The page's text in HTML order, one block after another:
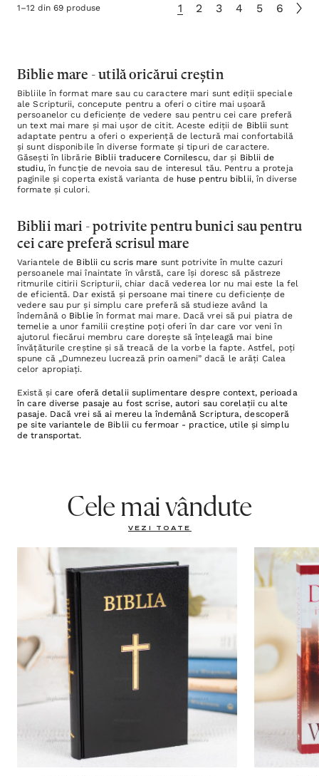
1–12 din 69 produse 1 2 3 4 5 6
Biblie mare - utilă oricărui creștin
Bibliile în format mare sau cu caractere mari sunt ediții speciale
ale Scripturii, concepute pentru a oferi o citire mai ușoară
persoanelor cu deficiențe de vedere sau pentru cei care preferă
un text mai mare și mai ușor de citit. Aceste ediții de Biblii sunt
adaptate pentru a oferi o experiență de lectură mai confortabilă
și sunt disponibile în diverse formate și tipuri de caractere.
Găsești în librărie Biblii traducere Cornilescu, dar și Biblii de
studiu, în funcție de nevoia sau de interesul tău. Pentru a proteja
paginile și coperta există varianta de huse pentru biblii, în diverse
formate și culori.
Biblii mari - potrivite pentru bunici sau pentru
cei care preferă scrisul mare
Variantele de Biblii cu scris mare sunt potrivite în multe cazuri
persoanele mai înaintate în vârstă, care își doresc să păstreze
ritmurile citirii Scripturii, chiar dacă vederea lor nu mai este la fel
de eficientă. Dar există și persoane mai tinere cu deficiențe de
vedere sau pur și simplu care preferă să studieze având la
îndemână o Biblieîn format mai mare. Dacă vrei să pui piatra de
temelie a unor familii creștine poți oferi în dar care vor veni în
ajutorul fiecărui membru care dorește să înțeleagă mai bine
învățăturile creștine și să treacă de la vorbe la fapte. Astfel, poți
spune că „Dumnezeu lucrează prin oameni” dacă le arăți Calea
celor apropiați.
Există și care oferă detalii suplimentare despre context, perioada
în care diverse pasaje au fost scrise, autori sau corelații cu alte
pasaje. Dacă vrei să ai mereu la îndemână Scriptura, descoperă
pe site variantele de Biblii cu fermoar - practice, utile și simplu
de transportat.
Cele mai vândute
VEZI TOATE